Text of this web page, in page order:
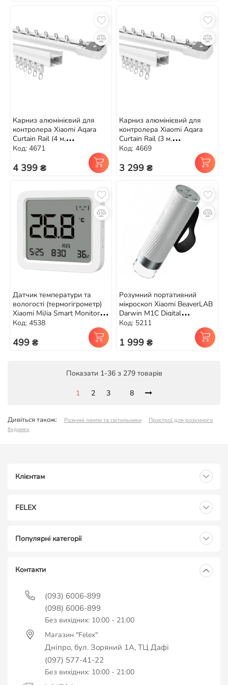
Карниз алюмінієвий для
контролера Xiaomi Aqara
Curtain Rail (4 м,
двосторонній) V2
Код: 4671
4 399 ₴
Карниз алюмінієвий для
контролера Xiaomi Aqara
Curtain Rail (3 м,
односторонній) V2
Код: 4669
3 299 ₴
Датчик температури та
вологості (термогігрометр)
Xiaomi MiJia Smart Monitor 3
(MJWSD05MMC)
Код: 4538
499 ₴
Розумний портативний
мікроскоп Xiaomi BeaverLAB
Darwin M1С Digital
Microscope (DDL-M1С)
Код: 5211
1 999 ₴
Показати 1-36 з 279 товарів
1 2 3 8
Дивіться також: Розумні лампи та світильники
Пристрої для розумного
будинку
Клієнтам
FELEX
Популярні категорії
Контакти
(093) 6006-899
(098) 6006-899
Без вихідних: 10:00 - 21:00
Магазин "Felex"
Дніпро, бул. Зоряний 1А, ТЦ Дафі
(097) 577-41-22
Без вихідних: 10:00 - 21:00